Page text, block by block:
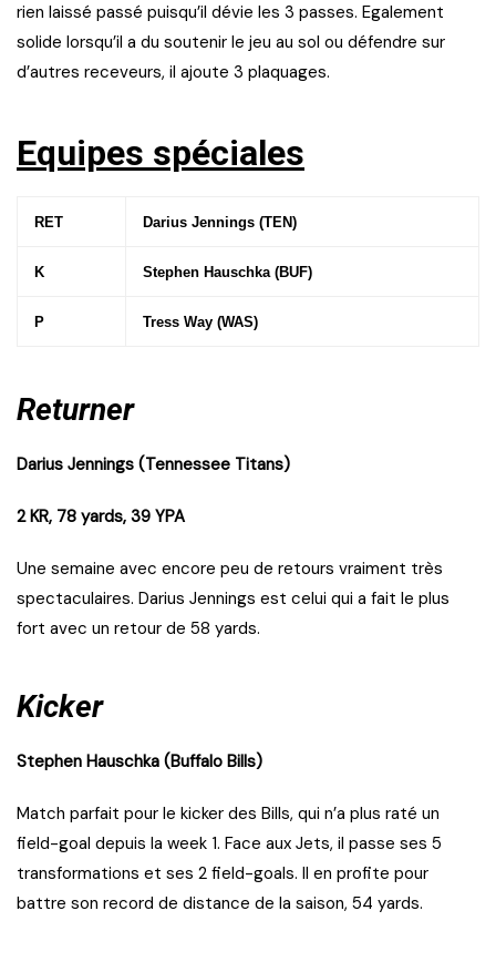
rien laissé passé puisqu’il dévie les 3 passes. Egalement
solide lorsqu’il a du soutenir le jeu au sol ou défendre sur
d’autres receveurs, il ajoute 3 plaquages.
Equipes spéciales
RET Darius Jennings (TEN)
K Stephen Hauschka (BUF)
P Tress Way (WAS)
Returner
Darius Jennings (Tennessee Titans)
2 KR, 78 yards, 39 YPA
Une semaine avec encore peu de retours vraiment très
spectaculaires. Darius Jennings est celui qui a fait le plus
fort avec un retour de 58 yards.
Kicker
Stephen Hauschka (Buffalo Bills)
Match parfait pour le kicker des Bills, qui n’a plus raté un
field-goal depuis la week 1. Face aux Jets, il passe ses 5
transformations et ses 2 field-goals. Il en profite pour
battre son record de distance de la saison, 54 yards.